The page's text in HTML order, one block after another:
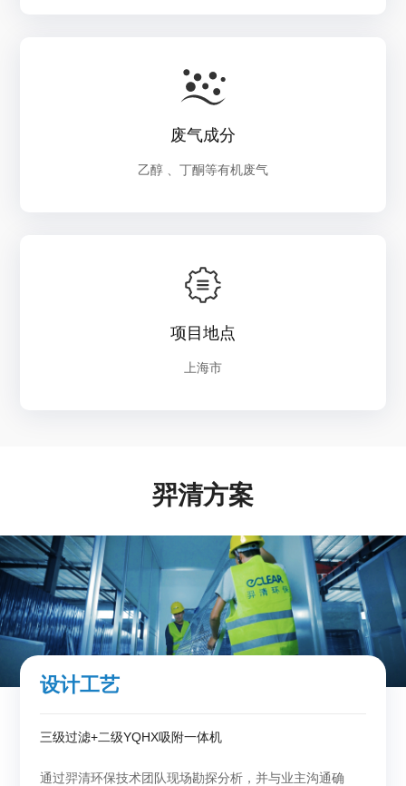
废气成分
乙醇 、丁酮等有机废气
项目地点
上海市
羿清方案
设计工艺
三级过滤+二级YQHX吸附一体机
通过羿清环保技术团队现场勘探分析，并与业主沟通确